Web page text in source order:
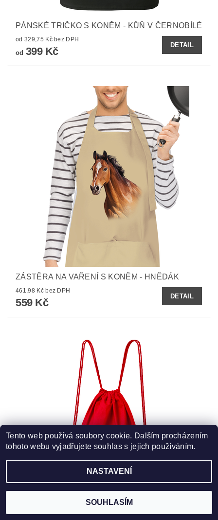
PÁNSKÉ TRIČKO S KONĚM - KŮŇ V ČERNOBÍLÉ
od 329,75 Kč bez DPH
od 399 Kč
DETAIL
ZÁSTĚRA NA VAŘENÍ S KONĚM - HNĚDÁK
461,98 Kč bez DPH
559 Kč
DETAIL
Tento web používá soubory cookie. Dalším procházením
tohoto webu vyjadřujete souhlas s jejich používáním.
NASTAVENÍ
SOUHLASÍM